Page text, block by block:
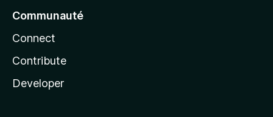
Communauté
Connect
Contribute
Developer